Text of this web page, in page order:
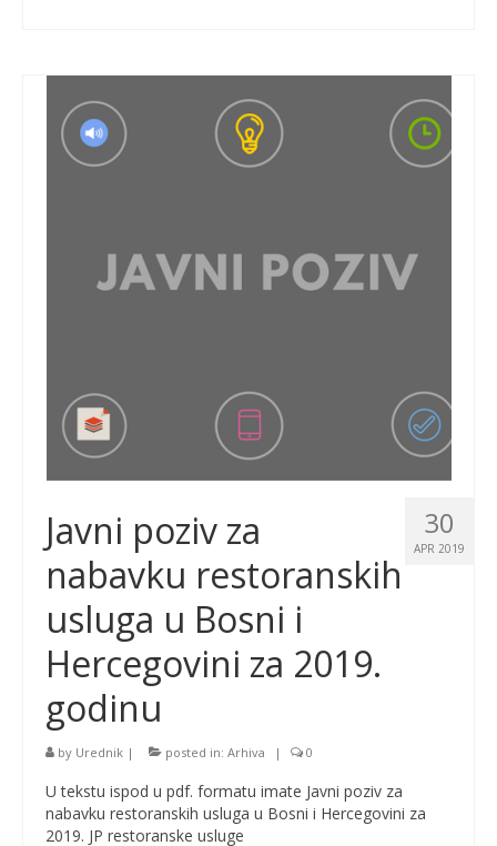
30
APR 2019
Javni poziv za
nabavku restoranskih
usluga u Bosni i
Hercegovini za 2019.
godinu
by Urednik | posted in: Arhiva | 0
U tekstu ispod u pdf. formatu imate Javni poziv za
nabavku restoranskih usluga u Bosni i Hercegovini za
2019. JP restoranske usluge